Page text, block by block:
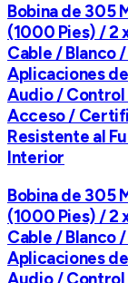
Bobina de 305
(1000 Pies) / 2
Cable / Blanco
Aplicaciones
Audio / Control
Acceso /
Resistente al
Interior
Bobina de 305
(1000 Pies) / 2
Cable / Blanco
Aplicaciones
Audio / Control